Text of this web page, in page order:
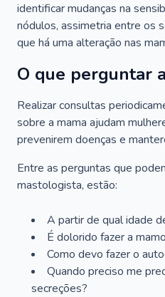
identificar mudanças na
nódulos, assimetria entre os
que há uma alteração nas
O que perguntar
Realizar consultas
sobre a mama ajudam
prevenirem doenças e
Entre as perguntas que
mastologista, estão:
A partir de qual idade
É dolorido fazer a
Como devo fazer o
Quando preciso me
secreções?